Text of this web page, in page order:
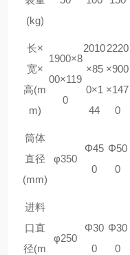
(kg)
长×
宽×
高(m
m)
1900×8
00×119
0
2010
×85
0×1
44
2220
×900
×147
0
筒体
直径
(mm)
φ350
Φ45
0
Φ50
0
进料
口直
径(m
φ250
Φ30
0
Φ30
0